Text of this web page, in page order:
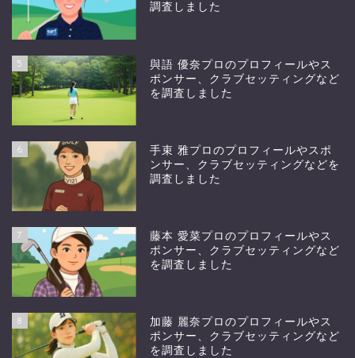
調査しました
5
與語 優奈プロのプロフィールやス
ポンサー、クラブセッティングなど
を調査しました
6
手束 雅プロのプロフィールやスポ
ンサー、クラブセッティングなどを
調査しました
7
藤本 愛菜プロのプロフィールやス
ポンサー、クラブセッティングなど
を調査しました
8
加藤 麗奈プロのプロフィールやス
ポンサー、クラブセッティングなど
を調査しました